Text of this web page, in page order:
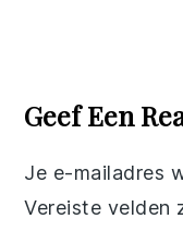
Geef Een
Je e-mailadres
Vereiste velden